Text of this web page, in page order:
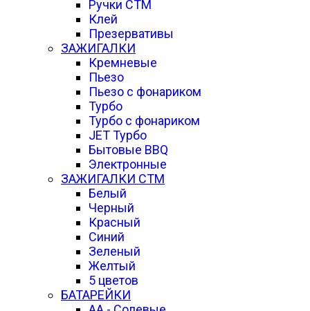
Ручки СТМ
Клей
Презервативы
ЗАЖИГАЛКИ
Кремневые
Пьезо
Пьезо с фонариком
Турбо
Турбо с фонариком
JET Турбо
Бытовые BBQ
Электронные
ЗАЖИГАЛКИ СТМ
Белый
Черный
Красный
Синий
Зеленый
Желтый
5 цветов
БАТАРЕЙКИ